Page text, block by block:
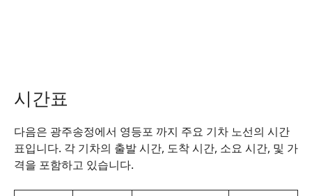
시간표
다음은 광주송정에서 영등포 까지 주요 기차 노선의 시간
표입니다. 각 기차의 출발 시간, 도착 시간, 소요 시간, 및 가
격을 포함하고 있습니다.